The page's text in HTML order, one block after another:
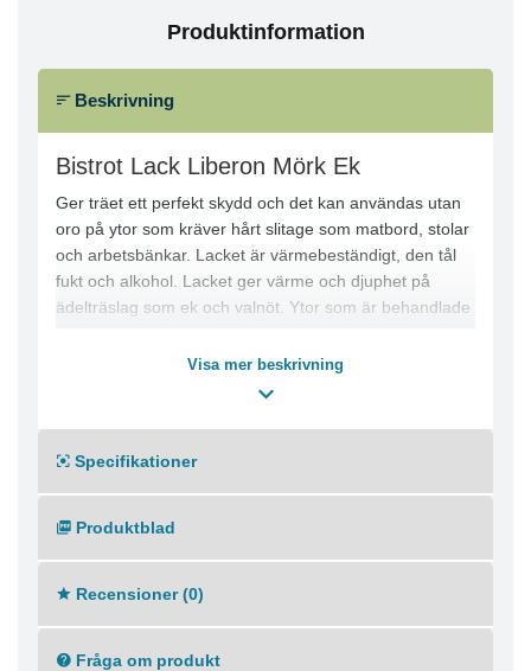
Produktinformation
Beskrivning
Bistrot Lack Liberon Mörk Ek
Ger träet ett perfekt skydd och det kan användas utan
oro på ytor som kräver hårt slitage som matbord, stolar
och arbetsbänkar. Lacket är värmebeständigt, den tål
fukt och alkohol. Lacket ger värme och djuphet på
ädelträslag som ek och valnöt. Ytor som är behandlade
värderade möbeln kan användas dagligen utan att
ytans skönhet lider. Enkel att underhålla, använd endast
Visa mer beskrivning
Specifikationer
Produktblad
Recensioner (0)
Fråga om produkt